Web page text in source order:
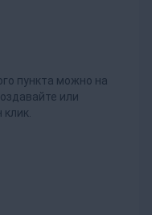
пункта можно на
или